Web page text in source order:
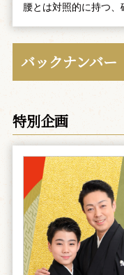
腰とは対照的に持つ、
バックナンバー
特別企画